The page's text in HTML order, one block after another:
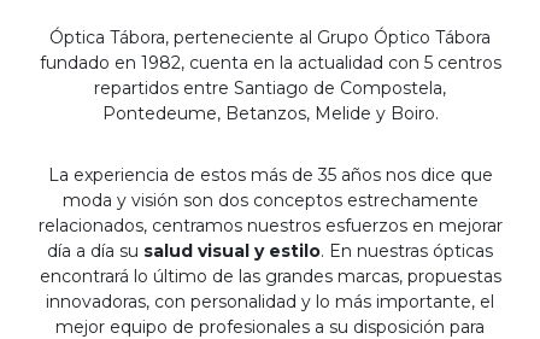
Óptica Tábora, perteneciente al Grupo Óptico Tábora
fundado en 1982, cuenta en la actualidad con 5 centros
repartidos entre Santiago de Compostela,
Pontedeume, Betanzos, Melide y Boiro.
La experiencia de estos más de 35 años nos dice que
moda y visión son dos conceptos estrechamente
relacionados, centramos nuestros esfuerzos en mejorar
día a día su salud visual y estilo. En nuestras ópticas
encontrará lo último de las grandes marcas, propuestas
innovadoras, con personalidad y lo más importante, el
mejor equipo de profesionales a su disposición para